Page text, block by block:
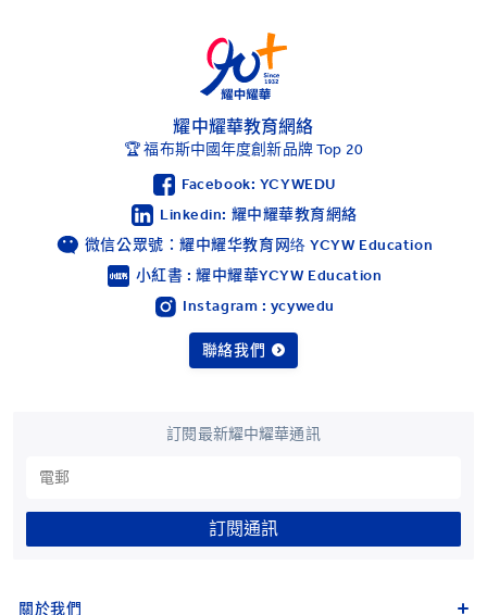
耀中耀華教育網絡
🏆 福布斯中國年度創新品牌 Top 20
Facebook: YCYWEDU
Linkedin: 耀中耀華教育網絡
微信公眾號：耀中耀华教育网络 YCYW Education
小紅書 : 耀中耀華YCYW Education
Instagram : ycywedu
聯絡我們
訂閱最新耀中耀華通訊
訂閱通訊
關於我們